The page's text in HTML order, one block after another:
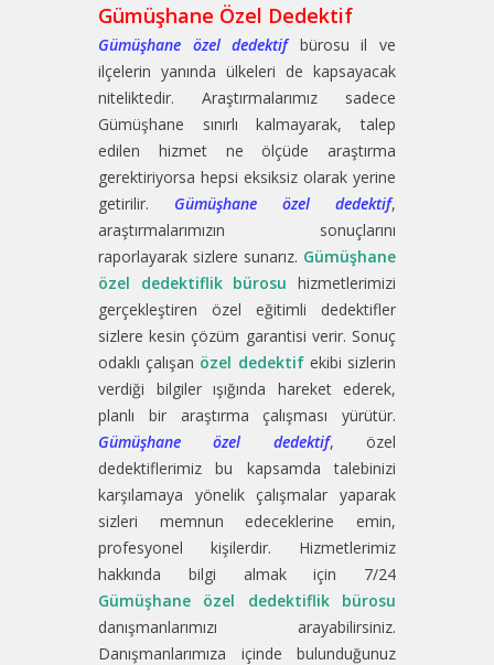
Gümüşhane Özel Dedektif
Gümüşhane özel dedektifbürosu il ve
ilçelerin yanında ülkeleri de kapsayacak
niteliktedir. Araştırmalarımız sadece
Gümüşhane sınırlı kalmayarak, talep
edilen hizmet ne ölçüde araştırma
gerektiriyorsa hepsi eksiksiz olarak yerine
getirilir. Gümüşhane özel dedektif,
araştırmalarımızın sonuçlarını
raporlayarak sizlere sunarız. Gümüşhane
özel dedektiflik bürosu hizmetlerimizi
gerçekleştiren özel eğitimli dedektifler
sizlere kesin çözüm garantisi verir. Sonuç
odaklı çalışan özel dedektifekibi sizlerin
verdiği bilgiler ışığında hareket ederek,
planlı bir araştırma çalışması yürütür.
Gümüşhane özel dedektif, özel
dedektiflerimiz bu kapsamda talebinizi
karşılamaya yönelik çalışmalar yaparak
sizleri memnun edeceklerine emin,
profesyonel kişilerdir. Hizmetlerimiz
hakkında bilgi almak için 7/24
Gümüşhane özel dedektiflik bürosu
danışmanlarımızı arayabilirsiniz.
Danışmanlarımıza içinde bulunduğunuz